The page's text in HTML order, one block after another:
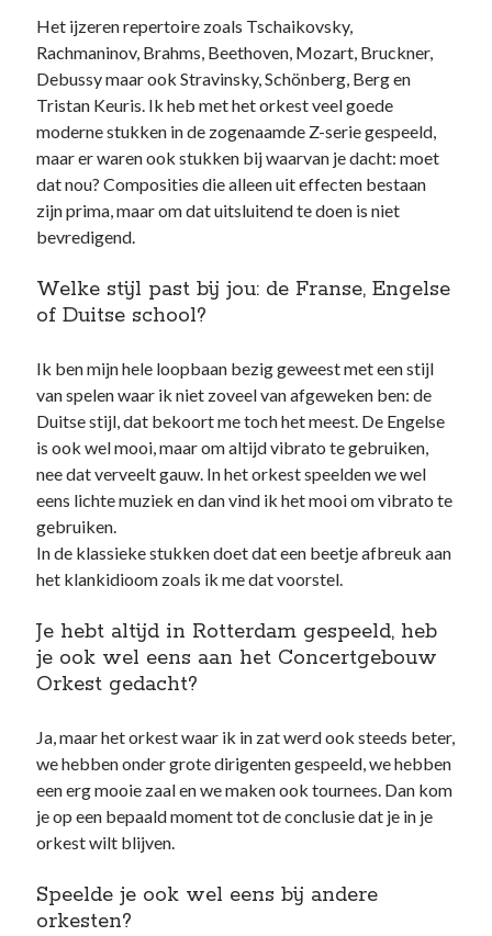
Het ijzeren repertoire zoals Tschaikovsky,
Rachmaninov, Brahms, Beethoven, Mozart, Bruckner,
Debussy maar ook Stravinsky, Schönberg, Berg en
Tristan Keuris. Ik heb met het orkest veel goede
moderne stukken in de zogenaamde Z-serie gespeeld,
maar er waren ook stukken bij waarvan je dacht: moet
dat nou? Composities die alleen uit effecten bestaan
zijn prima, maar om dat uitsluitend te doen is niet
bevredigend.
Welke stijl past bij jou: de Franse, Engelse
of Duitse school?
Ik ben mijn hele loopbaan bezig geweest met een stijl
van spelen waar ik niet zoveel van afgeweken ben: de
Duitse stijl, dat bekoort me toch het meest. De Engelse
is ook wel mooi, maar om altijd vibrato te gebruiken,
nee dat verveelt gauw. In het orkest speelden we wel
eens lichte muziek en dan vind ik het mooi om vibrato te
gebruiken.
In de klassieke stukken doet dat een beetje afbreuk aan
het klankidioom zoals ik me dat voorstel.
Je hebt altijd in Rotterdam gespeeld, heb
je ook wel eens aan het Concertgebouw
Orkest gedacht?
Ja, maar het orkest waar ik in zat werd ook steeds beter,
we hebben onder grote dirigenten gespeeld, we hebben
een erg mooie zaal en we maken ook tournees. Dan kom
je op een bepaald moment tot de conclusie dat je in je
orkest wilt blijven.
Speelde je ook wel eens bij andere
orkesten?